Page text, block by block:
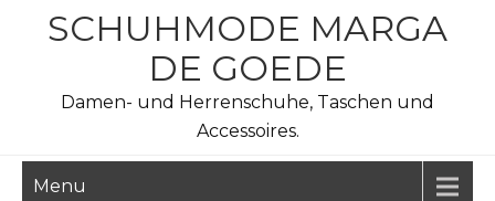
SCHUHMODE MARGA
DE GOEDE
Damen- und Herrenschuhe, Taschen und
Accessoires.
Menu